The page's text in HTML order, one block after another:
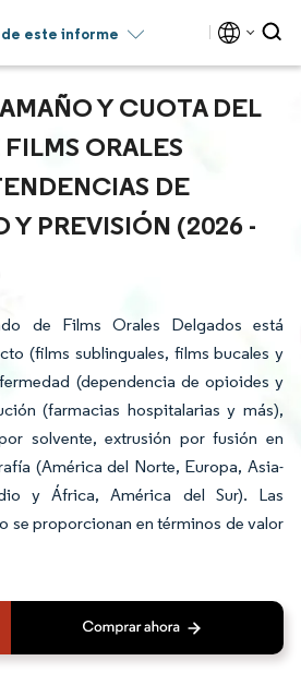
este informe
Y CUOTA DEL
ORALES
DE
Y PREVISIÓN (2026 -
de Films Orales Delgados está
(films sublinguales, films bucales y
(dependencia de opioides y
(farmacias hospitalarias y más),
solvente, extrusión por fusión en
(América del Norte, Europa, Asia-
y África, América del Sur). Las
se proporcionan en términos de valor